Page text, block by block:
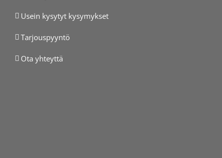
Usein kysytyt kysymykset
Tarjouspyyntö
Ota yhteyttä